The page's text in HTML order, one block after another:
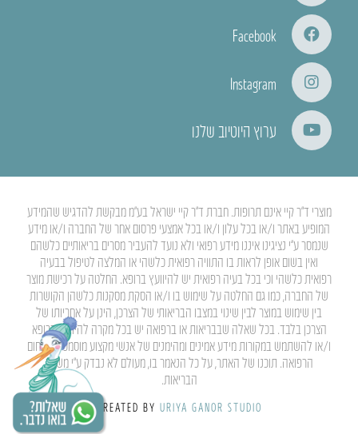
Facebook
Instagram
ערוץ היוטיוב שלנו
מוצרי ד”ר קיי אינם תרופות. חברת ד”ר קיי ישראל בע”מ מבקשת להדגיש שהמידע
המופיע באתר ו/או בכל עלון ו/או בכל אמצעי פרסום אחר של החברה ו/או מידע
שנמסר ע”י נציגינו איננו מידע רפואי ולא נועד להעביר מסרים בריאותיים כלשהם
ואין בשום אופן לראות בו התוויה רפואית כלשהי או המלצה לטיפול בבעיה
רפואית כלשהי וכי בכל בעיה רפואית יש להיוועץ ברופא. החלטה על רכישת מוצר
של החברה, כמו גם החלטה על שימוש בו ו/או הסקת מסקנות כלשהן הקושרות
בין שימוש במוצר לבין שינוי במצבו הבריאותי של הצרכן, הינן על אחריותו של
הצרכן בלבד. בכל שאלה שבבריאות או ברפואה יש בכל מקרה להיוועץ ברופא
ו/או להשתמש במקורות מידע אמינים ומהימנים של אנשי מקצוע מוסמכים בתחום
הרפואה. תוכנו של האתר, על כל הנאמר בו, מעולם לא נבדק ע”י משרד
הבריאות.
CREATED BY URIYA GANOR STUDIO